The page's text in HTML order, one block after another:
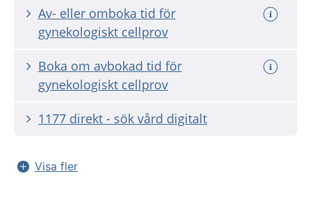
Av- eller omboka tid för
gynekologiskt cellprov
Boka om avbokad tid för
gynekologiskt cellprov
1177 direkt - sök vård digitalt
Visa fler